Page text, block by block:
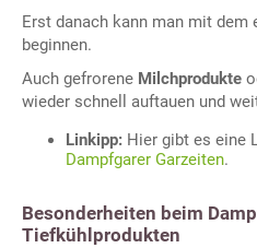
Erst danach kann man mit dem
beginnen.
Auch gefrorene Milchprodukte
wieder schnell auftauen und
Linkipp: Hier gibt es eine
Dampfgarer Garzeiten.
Besonderheiten beim
Tiefkühlprodukten